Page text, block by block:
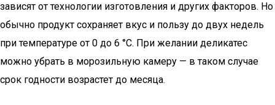
зависят от технологии изготовления и других факторов. Но
обычно продукт сохраняет вкус и пользу до двух недель
при температуре от 0 до 6 °С. При желании деликатес
можно убрать в морозильную камеру — в таком случае
срок годности возрастет до месяца.